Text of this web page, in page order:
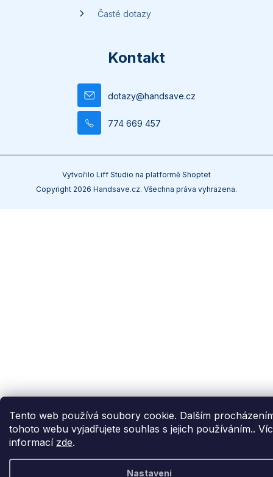
Tento web používá soubory cookie. Dalším
tohoto webu vyjadřujete souhlas s jejich používáním..
informací zde.
Nastavení
Časté dotazy
Kontakt
dotazy@handsave.cz
774 669 457
Vytvořilo Liff Studio na platformě Shoptet
Copyright 2026 Handsave.cz. Všechna práva vyhrazena.